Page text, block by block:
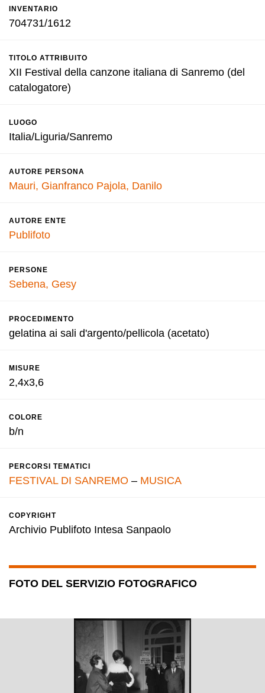
INVENTARIO
704731/1612
TITOLO ATTRIBUITO
XII Festival della canzone italiana di Sanremo (del
catalogatore)
LUOGO
Italia/Liguria/Sanremo
AUTORE PERSONA
Mauri, Gianfranco Pajola, Danilo
AUTORE ENTE
Publifoto
PERSONE
Sebena, Gesy
PROCEDIMENTO
gelatina ai sali d'argento/pellicola (acetato)
MISURE
2,4x3,6
COLORE
b/n
PERCORSI TEMATICI
FESTIVAL DI SANREMO – MUSICA
COPYRIGHT
Archivio Publifoto Intesa Sanpaolo
FOTO DEL SERVIZIO FOTOGRAFICO